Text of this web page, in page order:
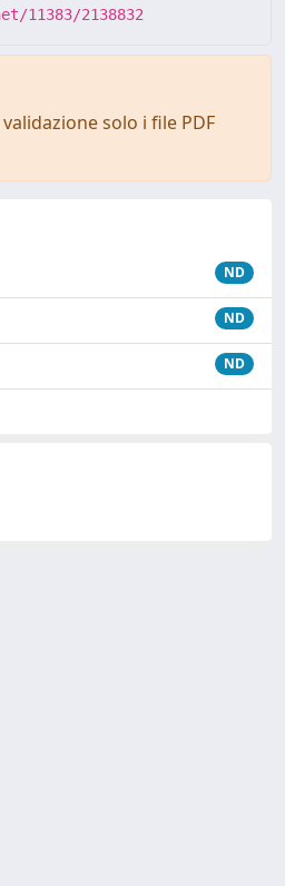
11383/2138832
solo i file PDF
ND
ND
ND